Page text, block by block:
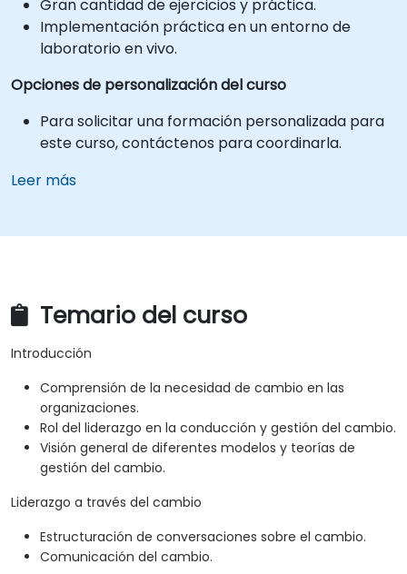
Gran cantidad de ejercicios y práctica.
Implementación práctica en un entorno de
laboratorio en vivo.
Opciones de personalización del curso
Para solicitar una formación personalizada para
este curso, contáctenos para coordinarla.
Leer más
Temario del curso
Introducción
Comprensión de la necesidad de cambio en las
organizaciones.
Rol del liderazgo en la conducción y gestión del cambio.
Visión general de diferentes modelos y teorías de
gestión del cambio.
Liderazgo a través del cambio
Estructuración de conversaciones sobre el cambio.
Comunicación del cambio.